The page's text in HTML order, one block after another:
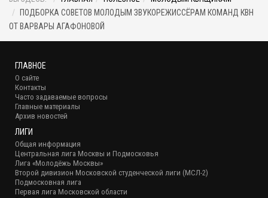
ПОДБОРКА СОВЕТОВ МОЛОДЫМ ЗВУКОРЕЖИССЁРАМ КОМАНД КВН
ОТ ВАРВАРЫ АГАФОНОВОЙ
ГЛАВНОЕ
О сайте
Контакты
Часто задаваемые вопросы
Главные материалы
Архив новостей
ЛИГИ
Общая информация
Центральная лига Москвы и Подмосковья
Лига «Молодёжь Москвы»
Второй дивизион Московской студенческой лиги (МСЛ-2)
Подмосковная лига
Первая лига Московской области